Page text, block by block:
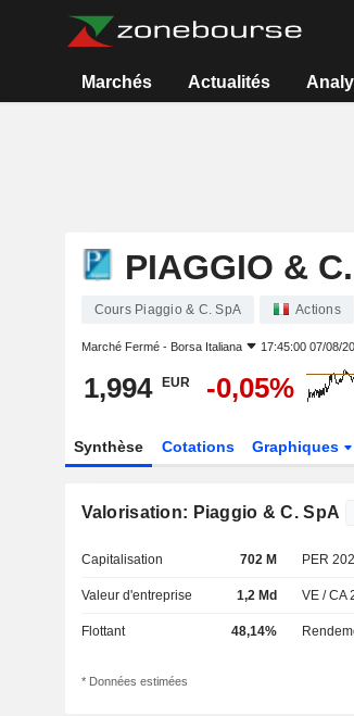
Marchés Actualités
PIAGGIO &
Cours Piaggio & C. SpA Actions
Marché Fermé - Borsa Italiana 17:45:00 07/08/
1,994 EUR -0,05%
Synthèse Cotations Graphiques
Valorisation: Piaggio & C. SpA
Capitalisation 702 M PER
Valeur d'entreprise 1,2 Md VE / CA
Flottant 48,14%
* Données estimées